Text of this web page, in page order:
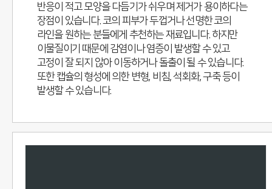
반응이 적고 모양을 다듬기가 쉬우며 제거가 용이하다는
장점이 있습니다. 코의 피부가 두껍거나 선명한 코의
라인을 원하는 분들에게 추천하는 재료입니다. 하지만
이물질이기 때문에 감염이나 염증이 발생할 수 있고
고정이 잘 되지 않아 이동하거나 돌출이 될 수 있습니다.
또한 캡슐의 형성에 의한 변형, 비침, 석회화, 구축 등이
발생할 수 있습니다.